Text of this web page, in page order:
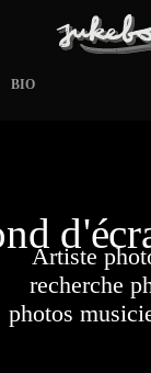
BIO
Artiste
recherche
photos